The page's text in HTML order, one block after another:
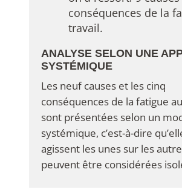
conséquences de la
travail.
ANALYSE SELON UNE
SYSTÉMIQUE
Les neuf causes et les cinq
conséquences de la fatigue
sont présentées selon un
systémique, c’est-à-dire
agissent les unes sur les
peuvent être considérées